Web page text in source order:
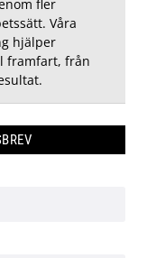
fler
Våra
hjälper
framfart, från